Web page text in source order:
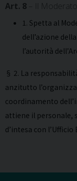
Art. 8 – Il
1. Spetta al
dell’azione
l’autorità
§ 2. La
anzitutto
coordinamento
attiene il personale,
d’intesa con